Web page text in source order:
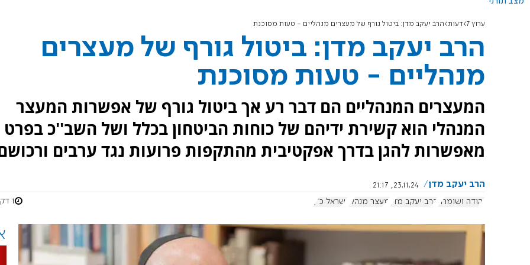
ערוץ 7 דעות הרב יעקב מדן: ביטול גורף של מעצרים מנהליים - טעות מסוכנת
הרב יעקב מדן: ביטול גורף של מעצרים
מנהליים - טעות מסוכנת
המעצרים המנהליים הם דבר רע אך ביטול גורף של אפשרות המעצר
המנהלי הוא קשירת ידיהם של כוחות הביטחון בכלל ושל השב''כ בפרט
מאפשרות להגן בדרך אפקטיבית מהתקפות פרועות נגד ערבים
הרב יעקב מדן
23.11.24, 21:17
יהודה ושומרון
הרב יעקב מדן מעצר מנהלי ישראל כ"ץ 1 דקות